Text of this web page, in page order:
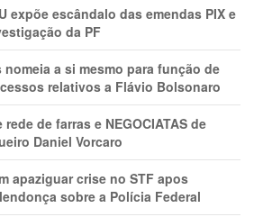
expõe escândalo das emendas PIX e
da PF
nomeia a si mesmo para função de
relativos a Flávio Bolsonaro
de farras e NEGOCIATAS de
Daniel Vorcaro
apaziguar crise no STF apos
sobre a Polícia Federal